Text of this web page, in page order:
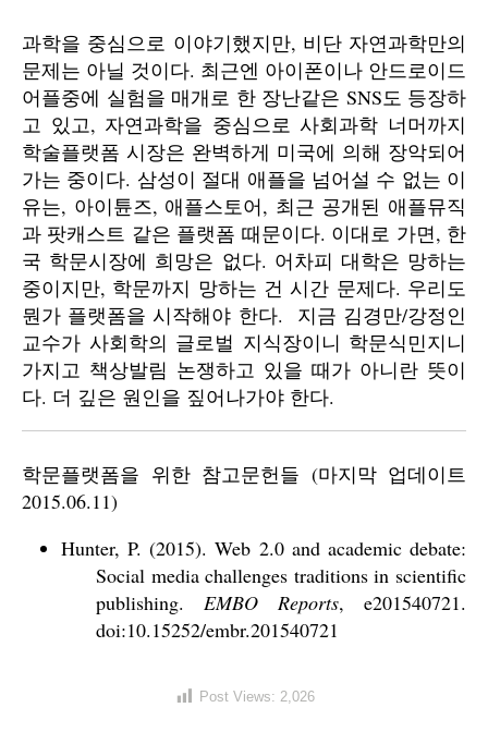
과학을 중심으로 이야기했지만, 비단 자연과학만의
문제는 아닐 것이다. 최근엔 아이폰이나 안드로이드
어플중에 실험을 매개로 한 장난같은 SNS도 등장하
고 있고, 자연과학을 중심으로 사회과학 너머까지
학술플랫폼 시장은 완벽하게 미국에 의해 장악되어
가는 중이다. 삼성이 절대 애플을 넘어설 수 없는 이
유는, 아이튠즈, 애플스토어, 최근 공개된 애플뮤직
과 팟캐스트 같은 플랫폼 때문이다. 이대로 가면, 한
국 학문시장에 희망은 없다. 어차피 대학은 망하는
중이지만, 학문까지 망하는 건 시간 문제다. 우리도
뭔가 플랫폼을 시작해야 한다. 지금 김경만/강정인
교수가 사회학의 글로벌 지식장이니 학문식민지니
가지고 책상발림 논쟁하고 있을 때가 아니란 뜻이
다. 더 깊은 원인을 짚어나가야 한다.
학문플랫폼을 위한 참고문헌들 (마지막 업데이트
2015.06.11)
Hunter, P. (2015). Web 2.0 and academic debate:
Social media challenges traditions in scientific
publishing. EMBO Reports, e201540721.
doi:10.15252/embr.201540721
Post Views: 2,026